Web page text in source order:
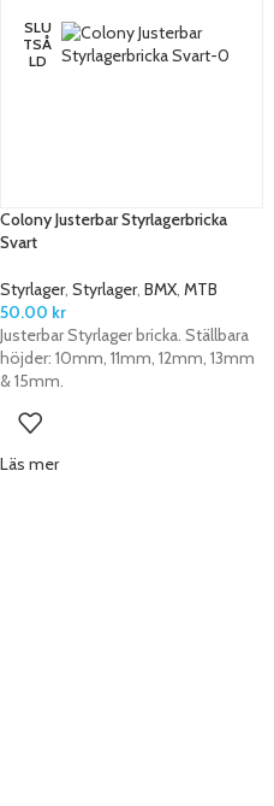
SLU
TSÅ
LD
Colony Justerbar Styrlagerbricka
Svart
Styrlager, Styrlager, BMX, MTB
50.00 kr
Justerbar Styrlager bricka. Ställbara
höjder: 10mm, 11mm, 12mm, 13mm
& 15mm.
Läs mer